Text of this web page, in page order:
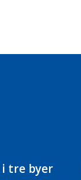
i tre byer